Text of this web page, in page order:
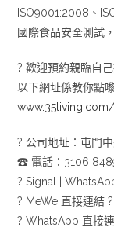
ISO9001:2008、
國際食品安全測試
? 歡迎預約親臨自
以下網址係教你點
? 公司地址：屯門
☎ 電話：3106
? Signal |
? MeWe 直接連結?
? WhatsApp 直接